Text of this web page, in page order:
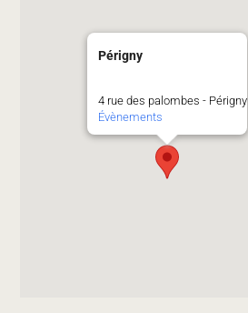
Périgny
4 rue des palombes - Périgny
Évènements